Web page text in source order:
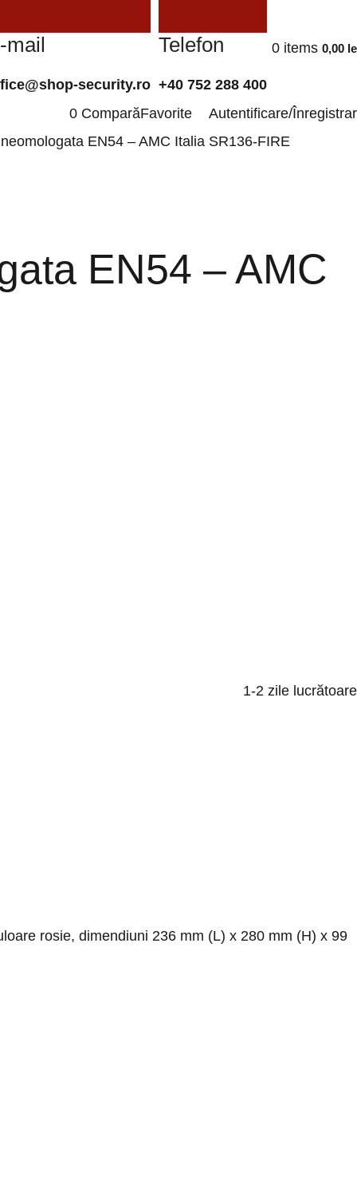
mail
security.ro
Telefon
+40 752 288 400
0 items 0,00
0 ComparăFavorite
Autentificare/
EN54 – AMC Italia SR136-FIRE
EN54 – AMC
1-2 zile lucrătoare
rosie, dimendiuni 236 mm (L) x 280 mm (H) x 99